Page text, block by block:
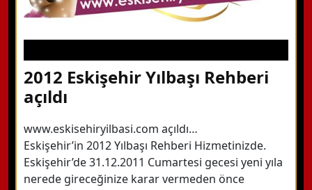
2012 Eskişehir Yılbaşı Rehberi
açıldı
www.eskisehiryilbasi.com açıldı…
Eskişehir’in 2012 Yılbaşı Rehberi Hizmetinizde.
Eskişehir’de 31.12.2011 Cumartesi gecesi yeni yıla
nerede gireceğinize karar vermeden önce